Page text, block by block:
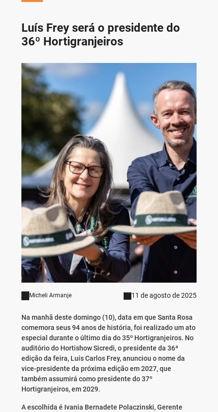
Luís Frey será o presidente do
36º Hortigranjeiros
Micheli Armanje 11 de agosto de 2025
Na manhã deste domingo (10), data em que Santa Rosa
comemora seus 94 anos de história, foi realizado um ato
especial durante o último dia do 35º Hortigranjeiros. No
auditório do Hortishow Sicredi, o presidente da 36ª
edição da feira, Luís Carlos Frey, anunciou o nome da
vice-presidente da próxima edição em 2027, que
também assumirá como presidente do 37º
Hortigranjeiros, em 2029.
A escolhida é Ivania Bernadete Polaczinski, Gerente